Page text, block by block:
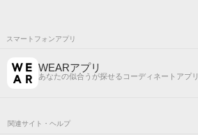
スマートフォンアプリ
WEARアプリ
あなたの似合うが探せるコーディネートアプリ
関連サイト・ヘルプ